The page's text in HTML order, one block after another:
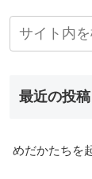
最近の投稿
めだかたちを